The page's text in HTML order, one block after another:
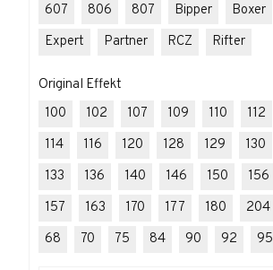
607
806 807 Bipper
Boxer
Expert
Partner RCZ Rifter
Original Effekt
100
102 107 109 110
112
114
116 120 128 129
130
133
136 140 146 150
156
157
163 170 177 180
204
68
70 75 84 90 92 95